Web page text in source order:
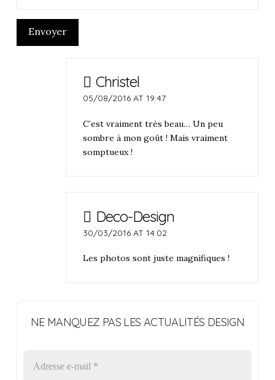
Envoyer
Christel
05/08/2016 AT 19:47
C’est vraiment très beau… Un peu
sombre à mon goût ! Mais vraiment
somptueux !
Deco-Design
30/03/2016 AT 14:02
Les photos sont juste magnifiques !
NE MANQUEZ PAS LES ACTUALITÉS DESIGN